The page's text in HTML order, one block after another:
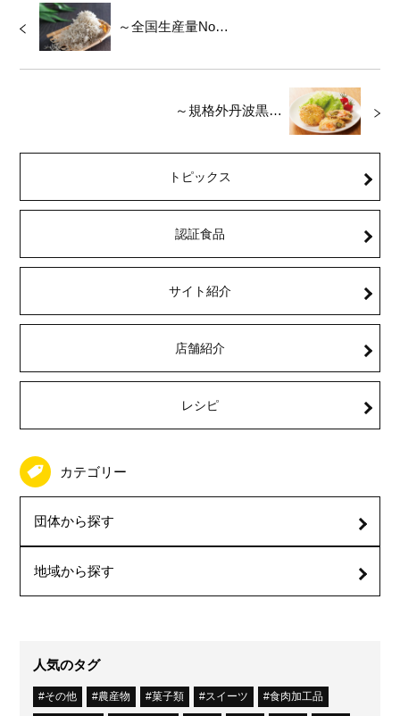
～全国生産量No…
～規格外丹波黒…
トピックス
認証食品
サイト紹介
店舗紹介
レシピ
カテゴリー
団体から探す
地域から探す
人気のタグ
その他 農産物 菓子類 スイーツ 食肉加工品